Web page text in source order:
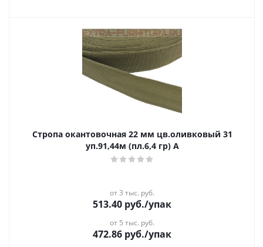
Стропа окантовочная 22 мм цв.оливковый 31
уп.91,44м (пл.6,4 гр) А
от 3 тыс. руб.
513.40 руб./упак
от 5 тыс. руб.
472.86 руб./упак